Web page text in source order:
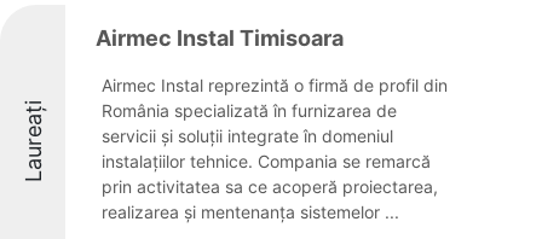
Laureați
Airmec Instal Timisoara
Airmec Instal reprezintă o firmă de profil din
România specializată în furnizarea de
servicii și soluții integrate în domeniul
instalațiilor tehnice. Compania se remarcă
prin activitatea sa ce acoperă proiectarea,
realizarea și mentenanța sistemelor ...